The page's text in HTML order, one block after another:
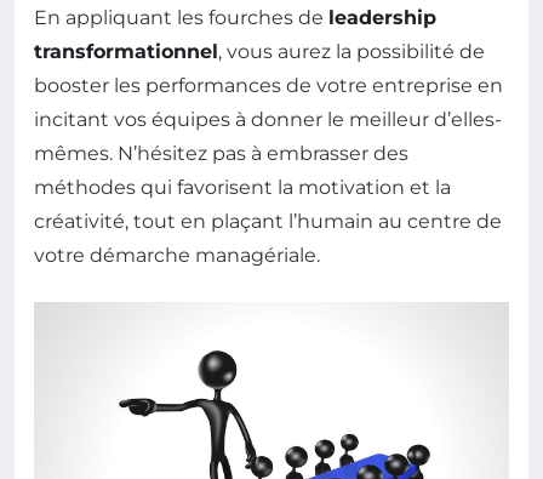
En appliquant les fourches de leadership
transformationnel, vous aurez la possibilité de
booster les performances de votre entreprise en
incitant vos équipes à donner le meilleur d’elles-
mêmes. N’hésitez pas à embrasser des
méthodes qui favorisent la motivation et la
créativité, tout en plaçant l’humain au centre de
votre démarche managériale.